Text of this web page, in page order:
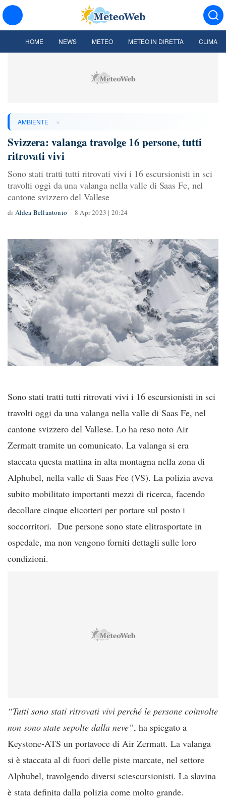
HOME NEWS METEO METEO IN DIRETTA CLIMA
AMBIENTE »
Svizzera: valanga travolge 16 persone, tutti
ritrovati vivi
Sono stati tratti tutti ritrovati vivi i 16 escursionisti in sci
travolti oggi da una valanga nella valle di Saas Fe, nel
cantone svizzero del Vallese
di Aldea Bellantonio 8 Apr 2023 | 20:24
Sono stati tratti tutti ritrovati vivi i 16 escursionisti in sci
travolti oggi da una valanga nella valle di Saas Fe, nel
cantone svizzero del Vallese. Lo ha reso noto Air
Zermatt tramite un comunicato. La valanga si era
staccata questa mattina in alta montagna nella zona di
Alphubel, nella valle di Saas Fee (VS). La polizia aveva
subito mobilitato importanti mezzi di ricerca, facendo
decollare cinque elicotteri per portare sul posto i
soccorritori. Due persone sono state elitrasportate in
ospedale, ma non vengono forniti dettagli sulle loro
condizioni.
“Tutti sono stati ritrovati vivi perché le persone coinvolte
non sono state sepolte dalla neve”, ha spiegato a
Keystone-ATS un portavoce di Air Zermatt. La valanga
si è staccata al di fuori delle piste marcate, nel settore
Alphubel, travolgendo diversi sciescursionisti. La slavina
è stata definita dalla polizia come molto grande.